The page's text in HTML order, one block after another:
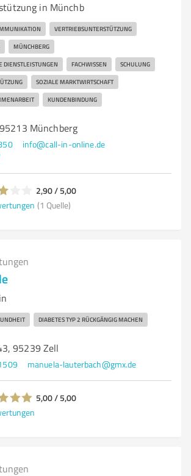
in Münchb
VERTRIEBSUNTERSTÜTZUNG
MÜNCHBERG
FACHWISSEN SCHULUNG
SOZIALE MARKTWIRTSCHAFT
KUNDENBINDUNG
Münchberg
info@call-in-online.de
2,90 / 5,00
(1 Quelle)
DIABETES TYP 2 RÜCKGÄNGIG MACHEN
95239 Zell
manuela-lauterbach@gmx.de
5,00 / 5,00